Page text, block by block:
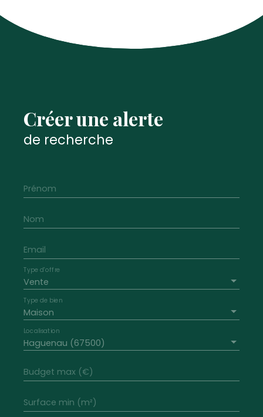
Créer une alerte
de recherche
Prénom
Nom
Email
Vente
Type d'offre
Maison
Type de bien
Haguenau (67500)
Localisation
Budget max (€)
Surface min (m²)